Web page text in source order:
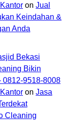
on Jual
Keindahan &
Anda
Bekasi
Bikin
0812-9518-8008
on Jasa
Cleaning